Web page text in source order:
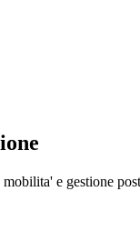
e gestione